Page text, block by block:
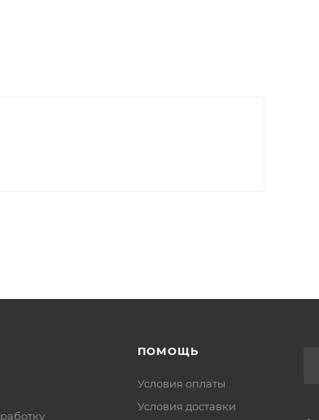
ПОМОЩЬ
Условия оплаты
Условия доставки